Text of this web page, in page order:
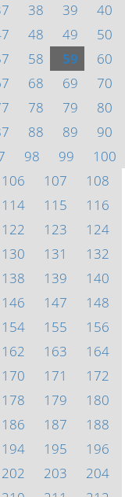
38 39
40
48 49
50
58 59
60
68 69
70
78 79
80
88 89
90
98 99
100
106 107
108
114 115
116
122 123
124
130 131
132
138 139
140
146 147
148
154 155
156
162 163
164
170 171
172
178 179
180
186 187
188
194 195
196
202 203
204